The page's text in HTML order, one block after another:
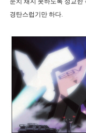
경탄스럽기만 하다.